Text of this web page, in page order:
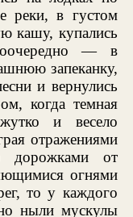
реки, в густом
кашу, купались
— в
запеканку,
и вернулись
когда темная
и весело
отражениями
дорожками от
огнями
то у каждого
ныли мускулы